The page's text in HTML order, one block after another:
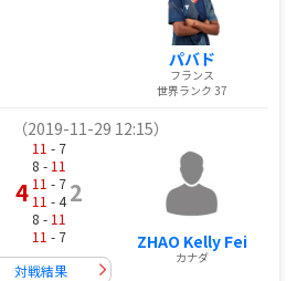
パバド
フランス
世界ランク 37
（2019-11-29 12:15）
4
11 - 7
8 - 11
11 - 7
11 - 4
8 - 11
11 - 7
2
対戦結果
ZHAO Kelly Fei
カナダ